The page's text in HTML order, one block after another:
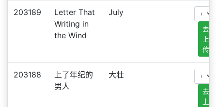
203189
Letter That
Writing in
the Wind
July
去
上
传
203188
上了年纪的
男人
大壮
去
上